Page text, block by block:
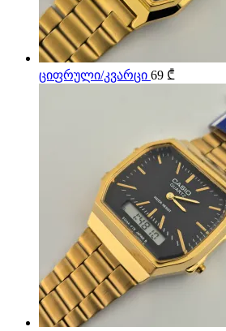
ციფრული/კვარცი 69 ₾